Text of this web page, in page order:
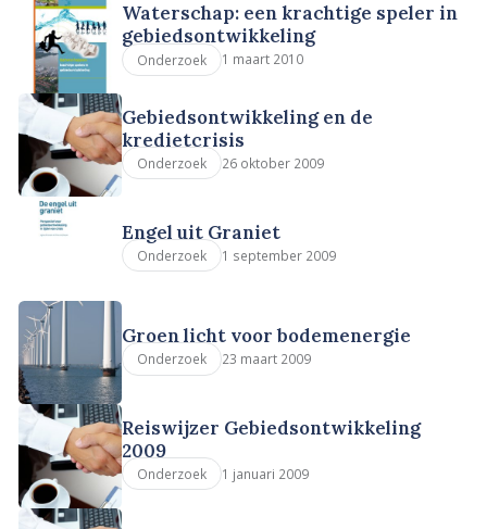
Waterschap: een krachtige speler in
gebiedsontwikkeling
Onderzoek 1 maart 2010
Gebiedsontwikkeling en de
kredietcrisis
Onderzoek 26 oktober 2009
Engel uit Graniet
Onderzoek 1 september 2009
Groen licht voor bodemenergie
Onderzoek 23 maart 2009
Reiswijzer Gebiedsontwikkeling
2009
Onderzoek 1 januari 2009